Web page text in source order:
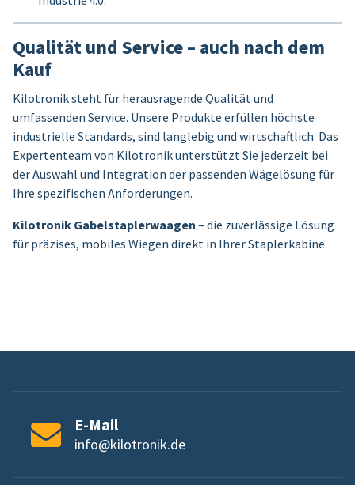
Qualität und Service – auch nach dem
Kauf
Kilotronik steht für herausragende Qualität und
umfassenden Service. Unsere Produkte erfüllen höchste
industrielle Standards, sind langlebig und wirtschaftlich. Das
Expertenteam von Kilotronik unterstützt Sie jederzeit bei
der Auswahl und Integration der passenden Wägelösung für
Ihre spezifischen Anforderungen.
Kilotronik Gabelstaplerwaagen – die zuverlässige Lösung
für präzises, mobiles Wiegen direkt in Ihrer Staplerkabine.
E-Mail
info@kilotronik.de